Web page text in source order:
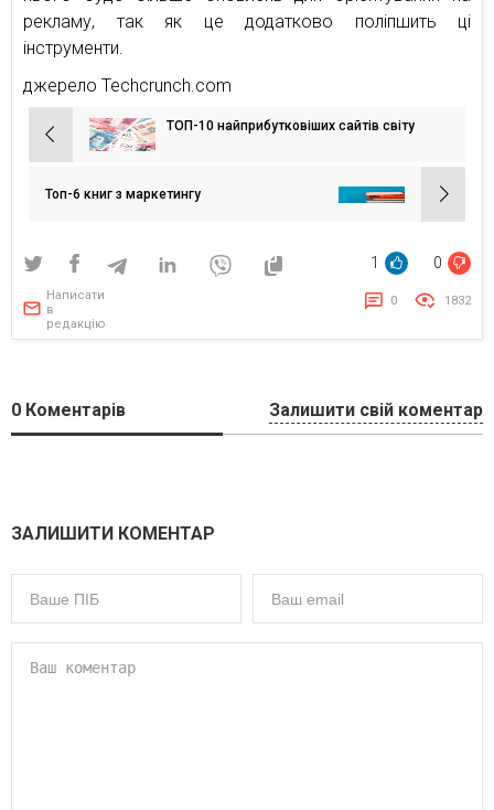
рекламу, так як це додатково поліпшить ці
інструменти.
джерело Techcrunch.com
Навігація
записів
ТОП-10 найприбутковіших сайтів світу
Топ-6 книг з маркетингу
1 0
Написати
в
редакцію
0 1832
0 Коментарів Залишити свій коментар
ЗАЛИШИТИ КОМЕНТАР